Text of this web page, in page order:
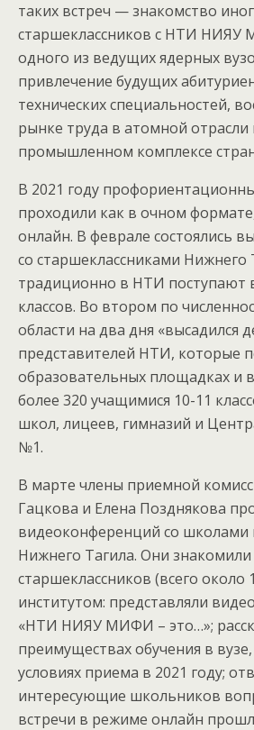
таких встреч — знакомство
старшеклассников с НТИ
одного из ведущих ядерных
привлечение будущих
технических специальностей,
рынке труда в атомной
промышленном комплексе
В 2021 году
проходили как в очном
онлайн. В феврале состоялись
со старшеклассниками Нижнего
традиционно в НТИ поступают
классов. Во втором по
области на два дня «высадился
представителей НТИ, которые
образовательных площадках и
более 320 учащимися 10-11
школ, лицеев, гимназий и
№1.
В марте члены приемной
Гацкова и Елена Позднякова
видеоконференций со школами
Нижнего Тагила. Они знакомили
старшеклассников (всего около
институтом: представляли
«НТИ НИЯУ МИФИ – это…»;
преимуществах обучения в
условиях приема в 2021 году;
интересующие школьников
встречи в режиме онлайн